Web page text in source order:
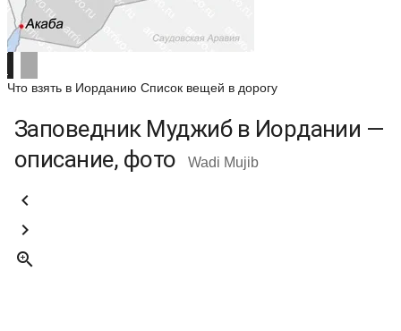
Что взять в Иорданию Список вещей в дорогу
Заповедник Муджиб в Иордании —
описание, фото
Wadi Mujib


